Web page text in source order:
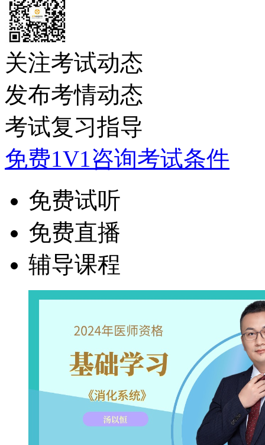
关注考试动态
发布考情动态
考试复习指导
免费1V1咨询考试条件
免费试听
免费直播
辅导课程